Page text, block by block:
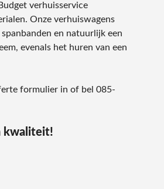
verhuisservice
Onze verhuiswagens
en natuurlijk een
evenals het huren van een
formulier in of bel 085-
kwaliteit!